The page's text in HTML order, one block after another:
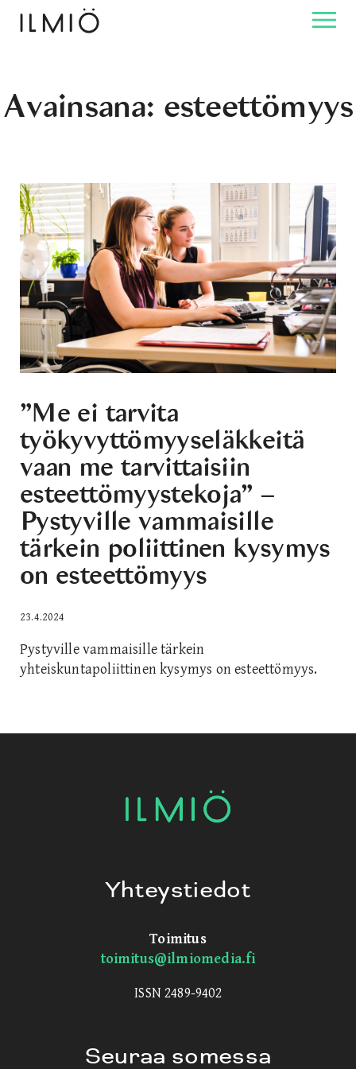
Avainsana: esteettömyys
”Me ei tarvita
työkyvyttömyyseläkkeitä
vaan me tarvittaisiin
esteettömyystekoja” –
Pystyville vammaisille
tärkein poliittinen kysymys
on esteettömyys
23.4.2024
Pystyville vammaisille tärkein
yhteiskuntapoliittinen kysymys on esteettömyys.
Yhteystiedot
Toimitus
toimitus@ilmiomedia.fi
ISSN 2489-9402
Seuraa somessa